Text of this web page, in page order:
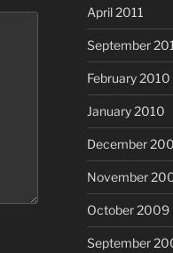
April 2011
September
February 2010
January 2010
December
November
October 2009
September